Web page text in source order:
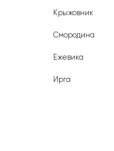
Крыжовник
Смородина
Ежевика
Ирга